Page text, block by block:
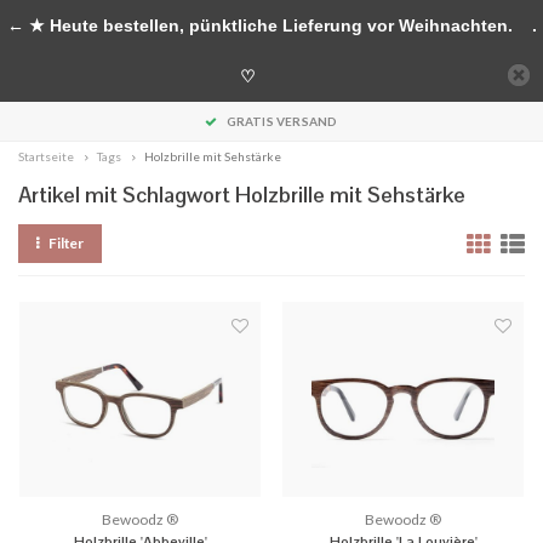
Handgefertigte Accessoires aus Holz
GRATIS VERSAND
Startseite Tags Holzbrille mit Sehstärke
Artikel mit Schlagwort Holzbrille mit Sehstärke
Filter
Bewoodz ® Bewoodz ®
← ★ Heute bestellen, pünktliche Lieferung vor Weihnachten. .
♡